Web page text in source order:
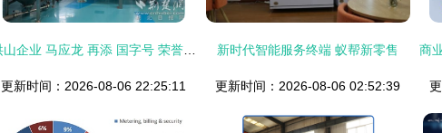
更新时间：2026-08-06 22:25:11
新时代智能服务终端 蚁帮新零售
更新时间：2026-08-06 02:52:39